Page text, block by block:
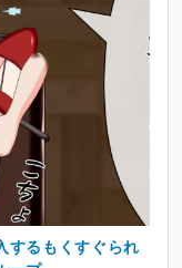
するもくすぐられ